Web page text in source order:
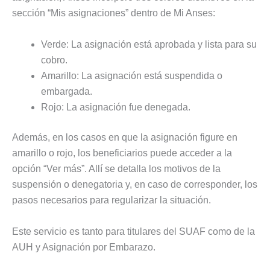
sección “Mis asignaciones” dentro de Mi Anses:
Verde: La asignación está aprobada y lista para su
cobro.
Amarillo: La asignación está suspendida o
embargada.
Rojo: La asignación fue denegada.
Además, en los casos en que la asignación figure en
amarillo o rojo, los beneficiarios puede acceder a la
opción “Ver más”. Allí se detalla los motivos de la
suspensión o denegatoria y, en caso de corresponder, los
pasos necesarios para regularizar la situación.
Este servicio es tanto para titulares del SUAF como de la
AUH y Asignación por Embarazo.